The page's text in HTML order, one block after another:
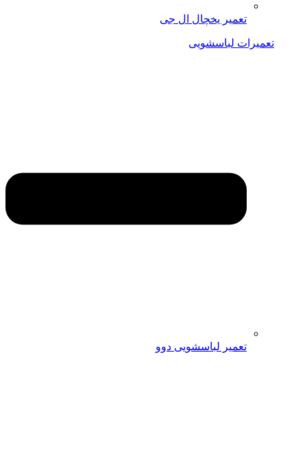
تعمیر یخچال ال جی
تعمیرات لباسشویی
تعمیر لباسشویی دوو